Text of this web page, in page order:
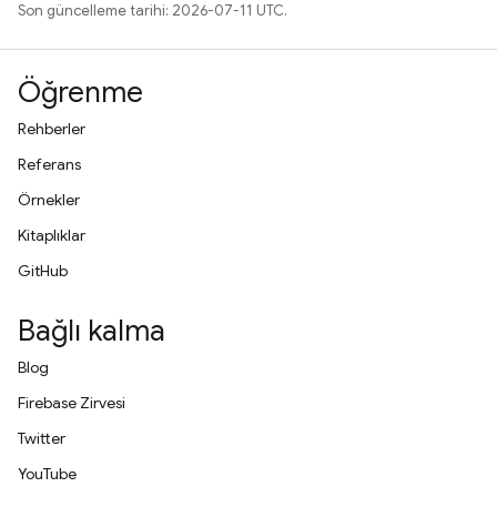
Son güncelleme tarihi: 2026-07-11 UTC.
Öğrenme
Rehberler
Referans
Örnekler
Kitaplıklar
GitHub
Bağlı kalma
Blog
Firebase Zirvesi
Twitter
YouTube